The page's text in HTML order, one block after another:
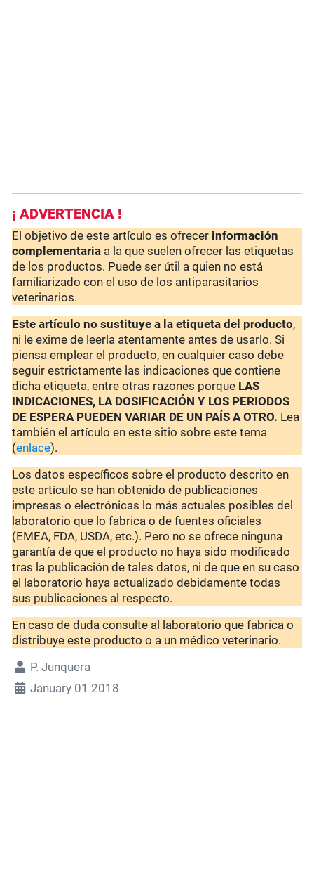
¡ ADVERTENCIA !
El objetivo de este artículo es ofrecer información
complementaria a la que suelen ofrecer las etiquetas
de los productos. Puede ser útil a quien no está
familiarizado con el uso de los antiparasitarios
veterinarios.
Este artículo no sustituye a la etiqueta del producto,
ni le exime de leerla atentamente antes de usarlo. Si
piensa emplear el producto, en cualquier caso debe
seguir estrictamente las indicaciones que contiene
dicha etiqueta, entre otras razones porque LAS
INDICACIONES, LA DOSIFICACIÓN Y LOS PERIODOS
DE ESPERA PUEDEN VARIAR DE UN PAÍS A OTRO. Lea
también el artículo en este sitio sobre este tema
(enlace).
Los datos específicos sobre el producto descrito en
este artículo se han obtenido de publicaciones
impresas o electrónicas lo más actuales posibles del
laboratorio que lo fabrica o de fuentes oficiales
(EMEA, FDA, USDA, etc.). Pero no se ofrece ninguna
garantía de que el producto no haya sido modificado
tras la publicación de tales datos, ni de que en su caso
el laboratorio haya actualizado debidamente todas
sus publicaciones al respecto.
En caso de duda consulte al laboratorio que fabrica o
distribuye este producto o a un médico veterinario.
P. Junquera
January 01 2018